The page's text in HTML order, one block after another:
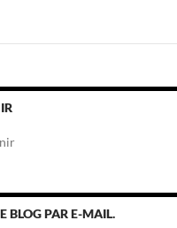
BLOG PAR E-MAIL.